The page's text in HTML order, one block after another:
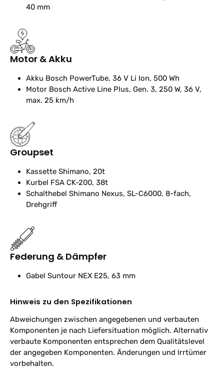
40 mm
Motor & Akku
Akku Bosch PowerTube, 36 V Li Ion, 500 Wh
Motor Bosch Active Line Plus, Gen. 3, 250 W, 36 V,
max. 25 km/h
Groupset
Kassette Shimano, 20t
Kurbel FSA CK-200, 38t
Schalthebel Shimano Nexus, SL-C6000, 8-fach,
Drehgriff
Federung & Dämpfer
Gabel Suntour NEX E25, 63 mm
Hinweis zu den Spezifikationen
Abweichungen zwischen angegebenen und verbauten
Komponenten je nach Liefersituation möglich. Alternativ
verbaute Komponenten entsprechen dem Qualitätslevel
der angegeben Komponenten. Änderungen und Irrtümer
vorbehalten.